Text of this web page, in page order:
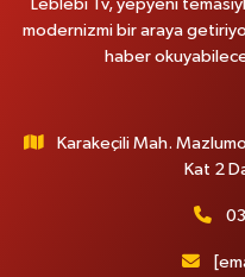
Leblebi Tv, yepyeni
modernizmi bir araya
haber
Karakeçili Mah.
Kat 2